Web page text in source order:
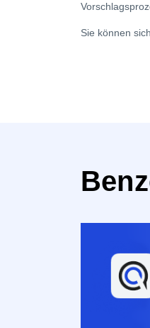
Sie können